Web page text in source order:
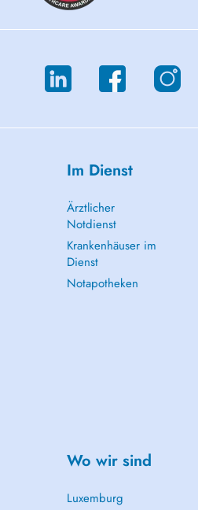
Im Dienst
Ärztlicher
Notdienst
Krankenhäuser im
Dienst
Notapotheken
Wo wir sind
Luxemburg